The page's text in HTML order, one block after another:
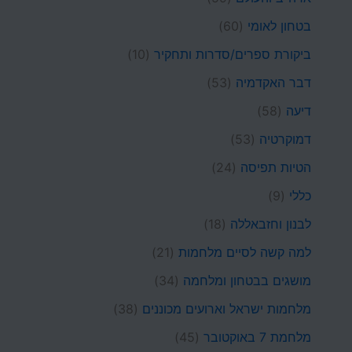
בטחון לאומי (60)
ביקורת ספרים/סדרות ותחקיר (10)
דבר האקדמיה (53)
דיעה (58)
דמוקרטיה (53)
הטיות תפיסה (24)
כללי (9)
לבנון וחזבאללה (18)
למה קשה לסיים מלחמות (21)
מושגים בבטחון ומלחמה (34)
מלחמות ישראל וארועים מכוננים (38)
מלחמת 7 באוקטובר
(45)